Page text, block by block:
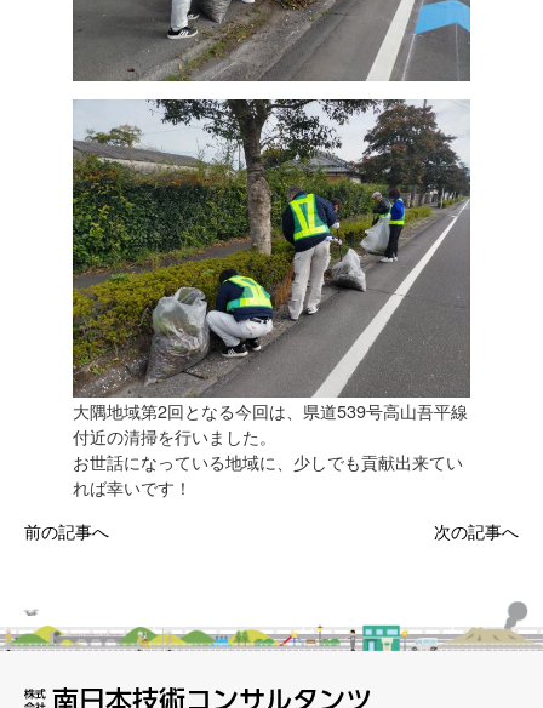
大隅地域第2回となる今回は、県道539号高山吾平線
付近の清掃を行いました。
お世話になっている地域に、少しでも貢献出来てい
れば幸いです！
前の記事へ
次の記事へ